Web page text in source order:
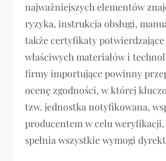
najważniejszych elementów
ryzyka, instrukcja obsługi,
także certyfikaty
właściwych materiałów i
firmy importujące powinny
ocenę zgodności, w której
tzw. jednostka notyfikowana,
producentem w celu weryfikacji,
spełnia wszystkie wymogi